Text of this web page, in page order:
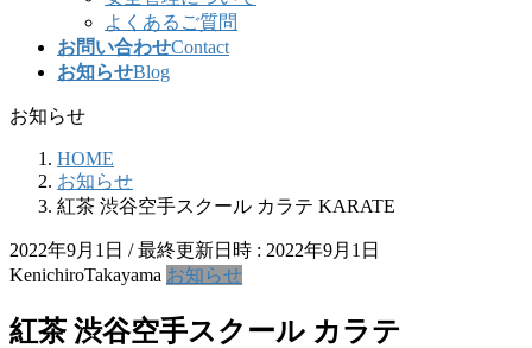
よくあるご質問
お問い合わせContact
お知らせBlog
お知らせ
HOME
お知らせ
紅茶 渋谷空手スクール カラテ KARATE
2022年9月1日 / 最終更新日時 : 2022年9月1日
KenichiroTakayama お知らせ
紅茶 渋谷空手スクール カラテ